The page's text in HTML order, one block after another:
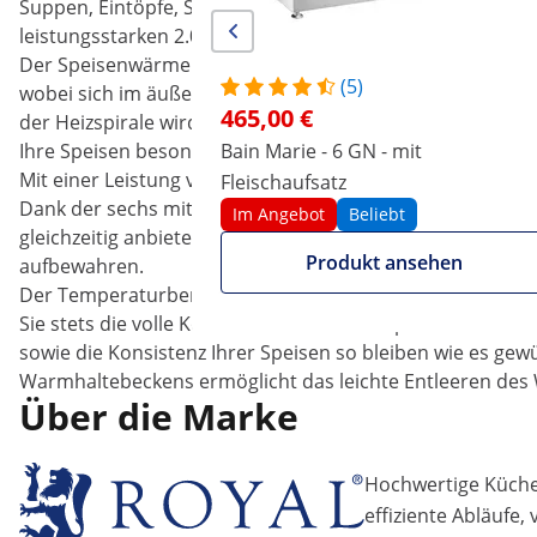
(5)
465,00 €
Bain Marie - 6 GN - mit
Fleischaufsatz
Im Angebot Beliebt
Produkt ansehen
Suppen, Eintöpfe, Soßen, Fleisch oder Beilagen wie
leistungsstarken 2.000 W und ermöglicht eine schnelle
Der Speisenwärmer besteht aus hochwertigem
wobei sich im äußeren Wasser befindet, das erwärmt
der Heizspirale wird also nicht direkt an die Speisen
Ihre Speisen besonders schonend, gleichmäßig und
Mit einer Leistung von 2.000 W eignet sich der
Dank der sechs mitgelieferten GN-1/3-Behälter können
gleichzeitig anbieten. Ein einzelner GN-Behälter fasst 5,7
aufbewahren.
Der Temperaturbereich lässt sich bis 85 °C einstellen
Sie stets die volle Kontrolle über den Temperaturstand
sowie die Konsistenz Ihrer Speisen so bleiben wie es
Warmhaltebeckens ermöglicht das leichte Entleeren
Über die Marke
Hochwertige
effiziente Abläufe,